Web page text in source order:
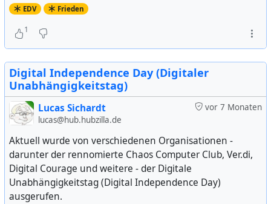
EDV Frieden
1
Digital Independence Day (Digitaler
Unabhängigkeitstag)
vor 7 Monaten
Lucas Sichardt
lucas@hub.hubzilla.de
Aktuell wurde von verschiedenen Organisationen -
darunter der rennomierte Chaos Computer Club, Ver.di,
Digital Courage und weitere - der Digitale
Unabhängigkeitstag (Digital Independence Day)
ausgerufen.